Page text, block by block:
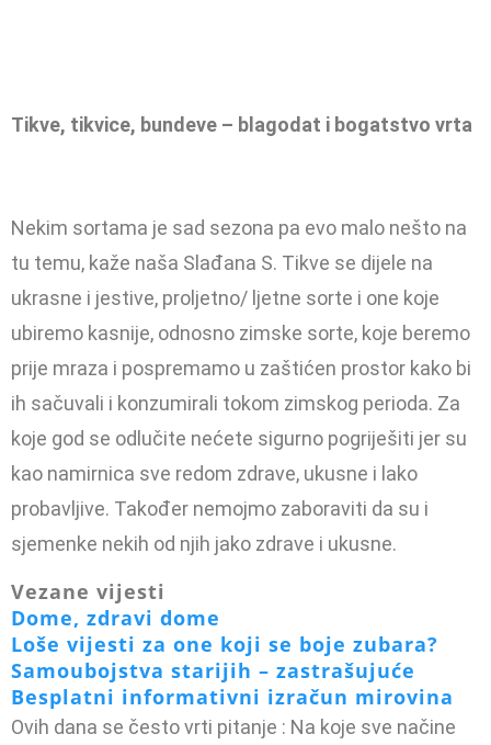
Tikve, tikvice, bundeve – blagodat i bogatstvo vrta
Nekim sortama je sad sezona pa evo malo nešto na
tu temu, kaže naša Slađana S. Tikve se dijele na
ukrasne i jestive, proljetno/ ljetne sorte i one koje
ubiremo kasnije, odnosno zimske sorte, koje beremo
prije mraza i pospremamo u zaštićen prostor kako bi
ih sačuvali i konzumirali tokom zimskog perioda. Za
koje god se odlučite nećete sigurno pogriješiti jer su
kao namirnica sve redom zdrave, ukusne i lako
probavljive. Također nemojmo zaboraviti da su i
sjemenke nekih od njih jako zdrave i ukusne.
Vezane vijesti
Dome, zdravi dome
Loše vijesti za one koji se boje zubara?
Samoubojstva starijih – zastrašujuće
Besplatni informativni izračun mirovina
Ovih dana se često vrti pitanje : Na koje sve načine